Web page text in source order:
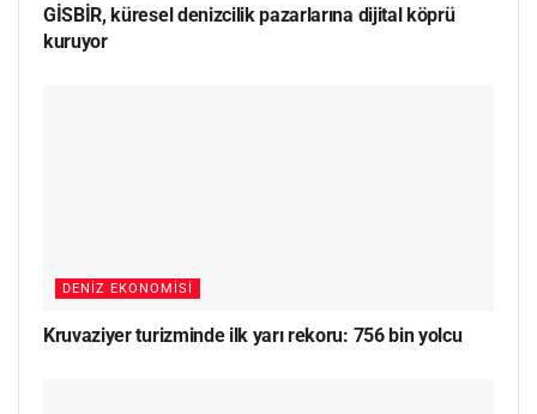
GİSBİR, küresel denizcilik pazarlarına dijital köprü
kuruyor
DENIZ EKONOMISI
Kruvaziyer turizminde ilk yarı rekoru: 756 bin yolcu